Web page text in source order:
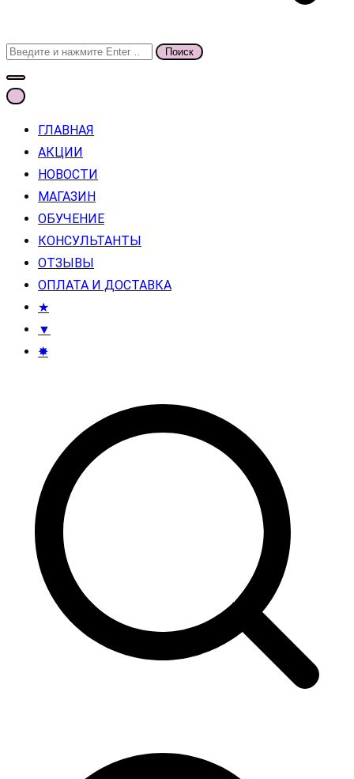
Поиск
для:
ГЛАВНАЯ
АКЦИИ
НОВОСТИ
МАГАЗИН
ОБУЧЕНИЕ
КОНСУЛЬТАНТЫ
ОТЗЫВЫ
ОПЛАТА И ДОСТАВКА
★
▼
✸